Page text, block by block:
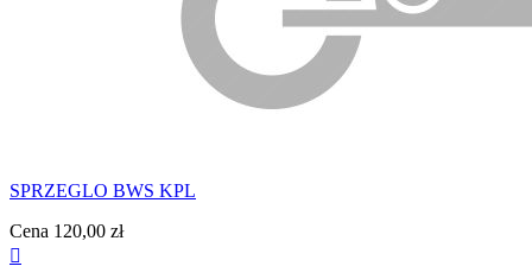
SPRZEGLO BWS KPL
Cena 120,00 zł
